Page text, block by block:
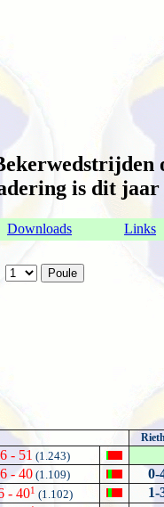
is dit
Downloads Links
- 51 (1.243)
- 40(1.109)
0-
- 401 (1.102)
1-